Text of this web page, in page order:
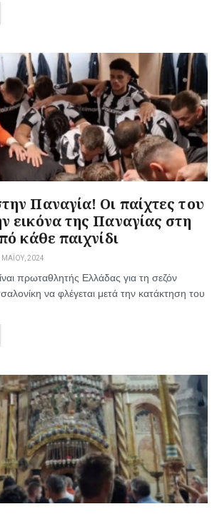
Παναγία! Οι παίχτες του
εικόνα της Παναγίας στη
κάθε παιχνίδι
ΜΑΪ́ΟΥ, 2024
πρωταθλητής Ελλάδας για τη σεζόν
να φλέγεται μετά την κατάκτηση του